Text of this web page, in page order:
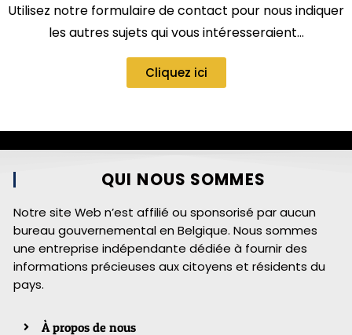
Utilisez notre formulaire de contact pour nous indiquer
les autres sujets qui vous intéresseraient…
Cliquez ici
QUI NOUS SOMMES
Notre site Web n’est affilié ou sponsorisé par aucun
bureau gouvernemental en Belgique. Nous sommes
une entreprise indépendante dédiée à fournir des
informations précieuses aux citoyens et résidents du
pays.
À propos de nous